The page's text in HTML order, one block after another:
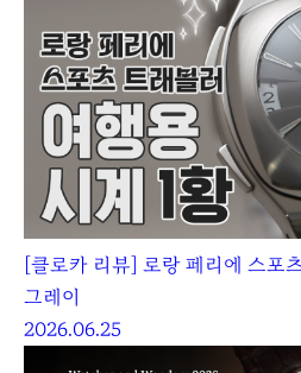
[클로카 리뷰] 로랑 페리에 스포
그레이
2026.06.25